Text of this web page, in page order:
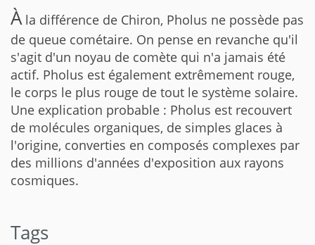
Àla différence de Chiron, Pholus ne possède pas
de queue cométaire. On pense en revanche qu'il
s'agit d'un noyau de comète qui n'a jamais été
actif. Pholus est également extrêmement rouge,
le corps le plus rouge de tout le système solaire.
Une explication probable : Pholus est recouvert
de molécules organiques, de simples glaces à
l'origine, converties en composés complexes par
des millions d'années d'exposition aux rayons
cosmiques.
Tags